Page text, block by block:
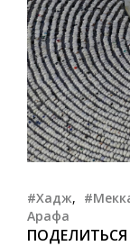
#Хадж,
Арафа